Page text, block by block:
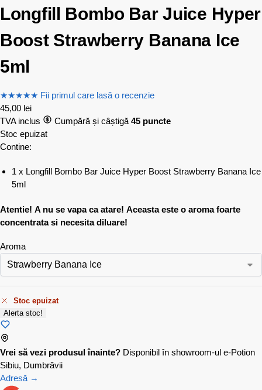
Longfill Bombo Bar Juice Hyper
Boost Strawberry Banana Ice
5ml
★★★★★ Fii primul care lasă o recenzie
45,00 lei
TVA inclus
Cumpără și câștigă 45 puncte
Stoc epuizat
Contine:
1 x Longfill Bombo Bar Juice Hyper Boost Strawberry Banana Ice
5ml
Atentie! A nu se vapa ca atare! Aceasta este o aroma foarte
concentrata si necesita diluare!
Aroma
Stoc epuizat
Alerta stoc!
Vrei să vezi produsul înainte? Disponibil în showroom-ul e-Potion
Sibiu, Dumbrăvii
Adresă →